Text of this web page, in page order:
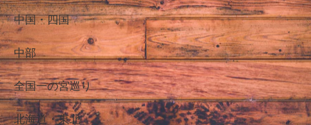
中国・四国
中部
全国一の宮巡り
北海道・東北